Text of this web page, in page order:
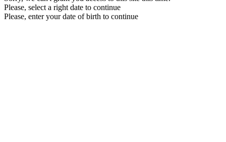
Please, select a right date to continue
Please, enter your date of birth to continue